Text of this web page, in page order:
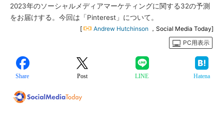
2023年のソーシャルメディアマーケティングに関する32の予測
をお届けする。今回は「Pinterest」について。
[ Andrew Hutchinson ，Social Media Today]
PC用表示
Share Post LINE Hatena